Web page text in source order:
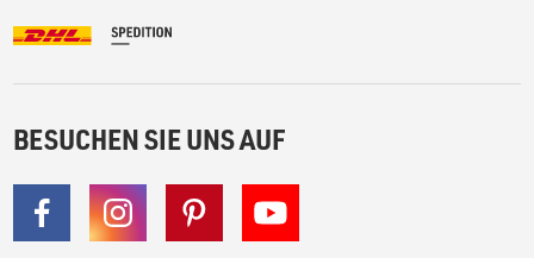
BESUCHEN SIE UNS AUF